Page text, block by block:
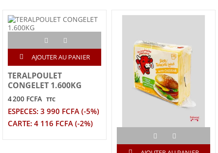
AJOUTER AU PANIER
TERALPOULET
CONGELET 1.600KG
4 200 FCFA TTC
ESPECES: 3 990 FCFA (-5%)
CARTE: 4 116 FCFA (-2%)